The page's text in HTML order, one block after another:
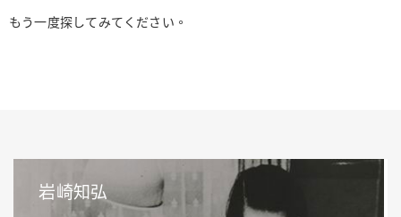
もう一度探してみてください。
岩崎知弘